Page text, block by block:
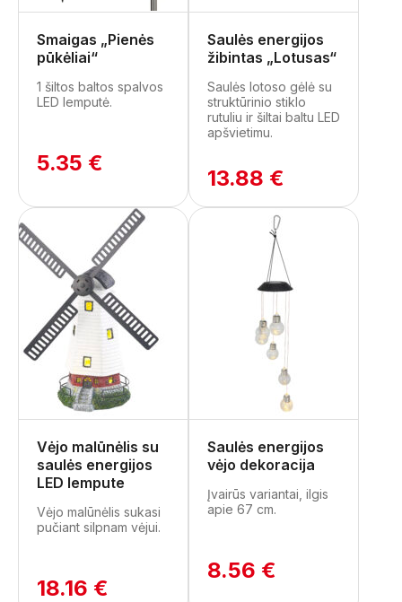
Smaigas „Pienės
pūkėliai“
1 šiltos baltos spalvos
LED lemputė.
5.35 €
Saulės energijos
žibintas „Lotusas“
Saulės lotoso gėlė su
struktūrinio stiklo
rutuliu ir šiltai baltu LED
apšvietimu.
13.88 €
Vėjo malūnėlis su
saulės energijos
LED lempute
Vėjo malūnėlis sukasi
pučiant silpnam vėjui.
18.16 €
Saulės energijos
vėjo dekoracija
Įvairūs variantai, ilgis
apie 67 cm.
8.56 €